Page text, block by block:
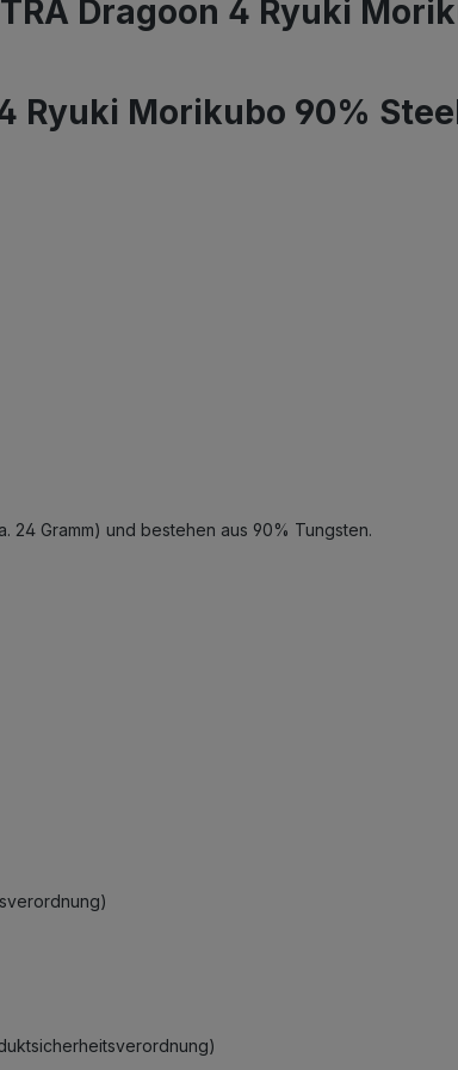
Dragoon 4 Ryuki
Ryuki Morikubo 90%
24 Gramm) und bestehen aus 90% Tungsten.